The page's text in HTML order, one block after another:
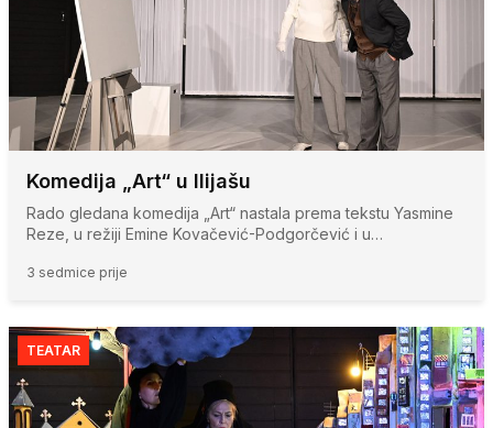
Komedija „Art“ u Ilijašu
Rado gledana komedija „Art“ nastala prema tekstu Yasmine
Reze, u režiji Emine Kovačević-Podgorčević i u…
3 sedmice prije
TEATAR